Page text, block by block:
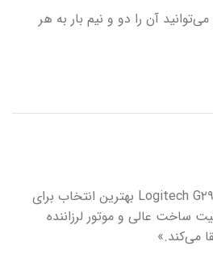
آن را دو و نیم بار به هر
«اگر اولین بار است که یک فرمان بازی تهیه می‌کنید، فرمان بازی Logitech G۲۹ بهترین انتخاب برای
ساخت عالی و موتور لرزاننده
می‌کند.»